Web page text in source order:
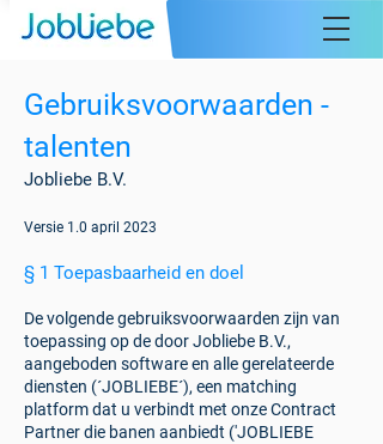
Gebruiksvoorwaarden -
talenten
Jobliebe B.V.
Versie 1.0 apri l 2023
§ 1 Toepasbaarheid en doel
De volgende gebruiksvoorwaarden zijn van
toepassing op de door Jobliebe B.V.,
aangeboden software en alle gerelateerde
diensten (´JOBLIEBE´), een matching
platform dat u verbindt met onze Contract
Partner die banen aanbiedt ('JOBLIEBE